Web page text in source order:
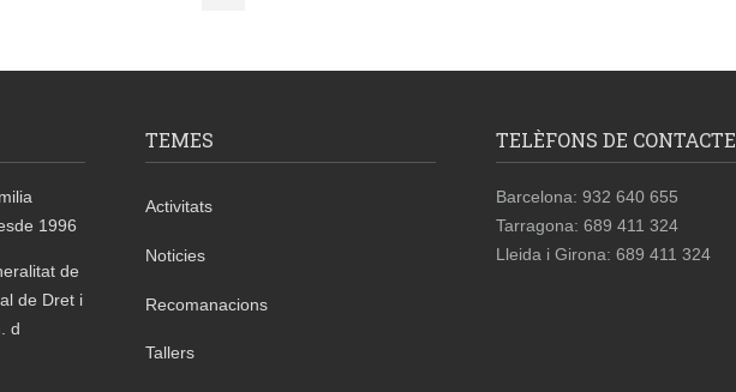
1996
de
de Dret i
d
TEMES
Activitats
Noticies
Recomanacions
Tallers
TELÈFONS DE CONTACTE
Barcelona: 932 640 655
Tarragona: 689 411 324
Lleida i Girona: 689 411 324